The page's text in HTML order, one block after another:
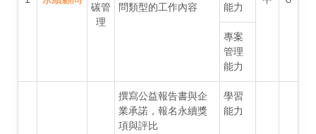
碳管
理
問類型的工作內容
能力
專案
管理
能力
撰寫公益報告書與企
業承諾，報名永續獎
項與評比
學習
能力